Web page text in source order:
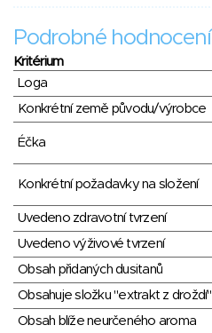
Podrobné hodnocení
Kritérium
Loga
Konkrétní země původu/výrobce
Éčka
Konkrétní požadavky na složení
Uvedeno zdravotní tvrzení
Uvedeno výživové tvrzení
Obsah přidaných dusitanů
Obsahuje složku "extrakt z droždí"
Obsah blíže neurčeného aroma